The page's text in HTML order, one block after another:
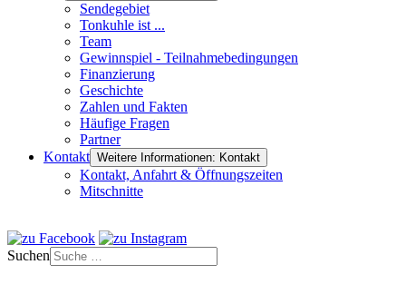
Sendegebiet
Tonkuhle ist ...
Team
Gewinnspiel - Teilnahmebedingungen
Finanzierung
Geschichte
Zahlen und Fakten
Häufige Fragen
Partner
Kontakt Weitere Informationen: Kontakt
Kontakt, Anfahrt & Öffnungszeiten
Mitschnitte
Suchen